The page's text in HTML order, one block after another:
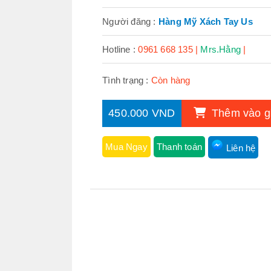
Người đăng : Hàng Mỹ Xách Tay Us
Hotline :0961 668 135 | Mrs.Hằng|
Tình trạng : Còn hàng
450.000 VND Thêm vào
Mua Ngay Thanh toán Liên hệ